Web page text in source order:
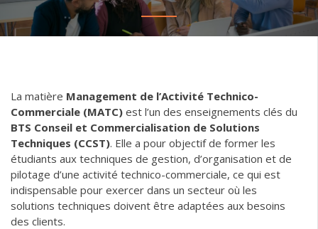
La matière Management de l’Activité Technico-
Commerciale (MATC) est l’un des enseignements clés du
BTS Conseil et Commercialisation de Solutions
Techniques (CCST). Elle a pour objectif de former les
étudiants aux techniques de gestion, d’organisation et de
pilotage d’une activité technico-commerciale, ce qui est
indispensable pour exercer dans un secteur où les
solutions techniques doivent être adaptées aux besoins
des clients.